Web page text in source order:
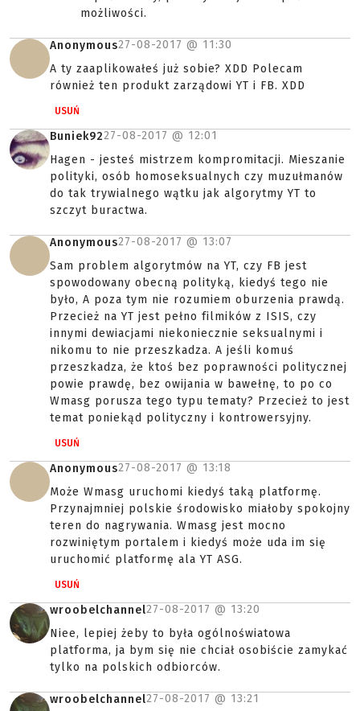
możliwości.
Anonymous27-08-2017 @ 11:30
A ty zaaplikowałeś już sobie? XDD Polecam
również ten produkt zarządowi YT i FB. XDD
USUŃ
Buniek9227-08-2017 @ 12:01
Hagen - jesteś mistrzem kompromitacji. Mieszanie
polityki, osób homoseksualnych czy muzułmanów
do tak trywialnego wątku jak algorytmy YT to
szczyt buractwa.
Anonymous27-08-2017 @ 13:07
Sam problem algorytmów na YT, czy FB jest
spowodowany obecną polityką, kiedyś tego nie
było, A poza tym nie rozumiem oburzenia prawdą.
Przecież na YT jest pełno filmików z ISIS, czy
innymi dewiacjami niekoniecznie seksualnymi i
nikomu to nie przeszkadza. A jeśli komuś
przeszkadza, że ktoś bez poprawności politycznej
powie prawdę, bez owijania w bawełnę, to po co
Wmasg porusza tego typu tematy? Przecież to jest
temat poniekąd polityczny i kontrowersyjny.
USUŃ
Anonymous27-08-2017 @ 13:18
Może Wmasg uruchomi kiedyś taką platformę.
Przynajmniej polskie środowisko miałoby spokojny
teren do nagrywania. Wmasg jest mocno
rozwiniętym portalem i kiedyś może uda im się
uruchomić platformę ala YT ASG.
USUŃ
wroobelchannel27-08-2017 @ 13:20
Niee, lepiej żeby to była ogólnoświatowa
platforma, ja bym się nie chciał osobiście zamykać
tylko na polskich odbiorców.
wroobelchannel27-08-2017 @ 13:21